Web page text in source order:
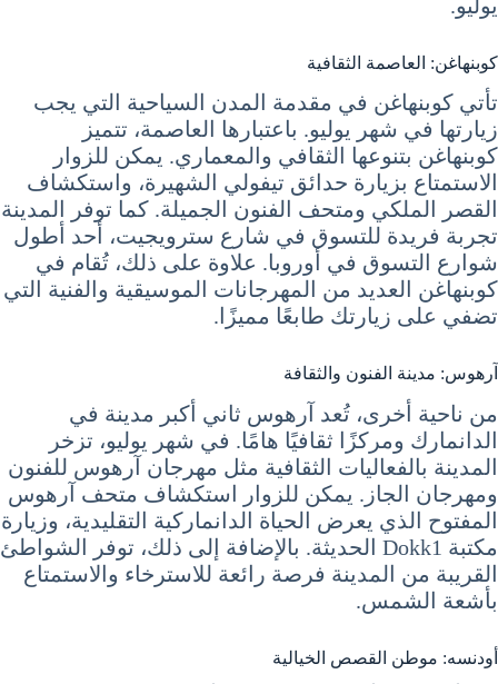
يوليو.
كوبنهاغن: العاصمة الثقافية
تأتي كوبنهاغن في مقدمة المدن السياحية التي يجب
زيارتها في شهر يوليو. باعتبارها العاصمة، تتميز
كوبنهاغن بتنوعها الثقافي والمعماري. يمكن للزوار
الاستمتاع بزيارة حدائق تيفولي الشهيرة، واستكشاف
القصر الملكي ومتحف الفنون الجميلة. كما توفر المدينة
تجربة فريدة للتسوق في شارع سترويجيت، أحد أطول
شوارع التسوق في أوروبا. علاوة على ذلك، تُقام في
كوبنهاغن العديد من المهرجانات الموسيقية والفنية التي
تضفي على زيارتك طابعًا مميزًا.
آرهوس: مدينة الفنون والثقافة
من ناحية أخرى، تُعد آرهوس ثاني أكبر مدينة في
الدانمارك ومركزًا ثقافيًا هامًا. في شهر يوليو، تزخر
المدينة بالفعاليات الثقافية مثل مهرجان آرهوس للفنون
ومهرجان الجاز. يمكن للزوار استكشاف متحف آرهوس
المفتوح الذي يعرض الحياة الدانماركية التقليدية، وزيارة
مكتبة Dokk1 الحديثة. بالإضافة إلى ذلك، توفر الشواطئ
القريبة من المدينة فرصة رائعة للاسترخاء والاستمتاع
بأشعة الشمس.
أودنسه: موطن القصص الخيالية